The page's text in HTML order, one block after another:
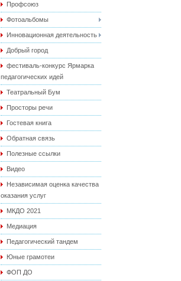
Профсоюз
Фотоальбомы
Инновационная деятельность
Добрый город
фестиваль-конкурс Ярмарка
педагогических идей
Театральный Бум
Просторы речи
Гостевая книга
Обратная связь
Полезные ссылки
Видео
Независимая оценка качества
оказания услуг
МКДО 2021
Медиация
Педагогический тандем
Юные грамотеи
ФОП ДО